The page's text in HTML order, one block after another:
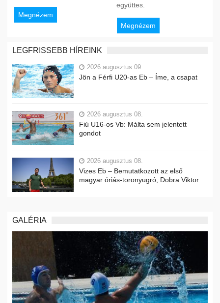
Megnézem
együttes.
Megnézem
LEGFRISSEBB HÍREINK
2026 augusztus 09.
Jön a Férfi U20-as Eb – Íme, a csapat
2026 augusztus 08.
Fiú U16-os Vb: Málta sem jelentett
gondot
2026 augusztus 08.
Vizes Eb – Bemutatkozott az első
magyar óriás-toronyugró, Dobra Viktor
GALÉRIA